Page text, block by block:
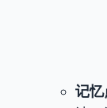
记忆